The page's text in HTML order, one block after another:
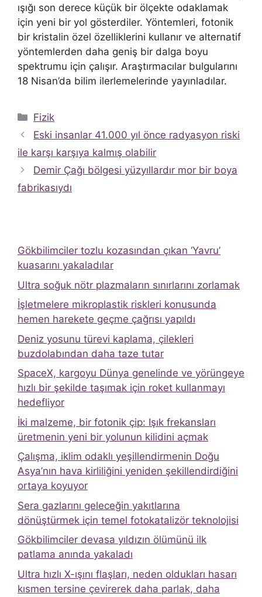
ışığı son derece küçük bir ölçekte odaklamak
için yeni bir yol gösterdiler. Yöntemleri, fotonik
bir kristalin özel özelliklerini kullanır ve alternatif
yöntemlerden daha geniş bir dalga boyu
spektrumu için çalışır. Araştırmacılar bulgularını
18 Nisan’da bilim ilerlemelerinde yayınladılar.
Kategoriler
Fizik
Eski insanlar 41.000 yıl önce radyasyon riski
ile karşı karşıya kalmış olabilir
Demir Çağı bölgesi yüzyıllardır mor bir boya
fabrikasıydı
Gökbilimciler tozlu kozasından çıkan ‘Yavru’
kuasarını yakaladılar
Ultra soğuk nötr plazmaların sınırlarını zorlamak
İşletmelere mikroplastik riskleri konusunda
hemen harekete geçme çağrısı yapıldı
Deniz yosunu türevi kaplama, çilekleri
buzdolabından daha taze tutar
SpaceX, kargoyu Dünya genelinde ve yörüngeye
hızlı bir şekilde taşımak için roket kullanmayı
hedefliyor
İki malzeme, bir fotonik çip: Işık frekansları
üretmenin yeni bir yolunun kilidini açmak
Çalışma, iklim odaklı yeşillendirmenin Doğu
Asya’nın hava kirliliğini yeniden şekillendirdiğini
ortaya koyuyor
Sera gazlarını geleceğin yakıtlarına
dönüştürmek için temel fotokatalizör teknolojisi
Gökbilimciler devasa yıldızın ölümünü ilk
patlama anında yakaladı
Ultra hızlı X-ışını flaşları, neden oldukları hasarı
kısmen tersine çevirerek daha parlak, daha